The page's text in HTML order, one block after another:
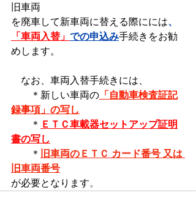
旧車両
を廃車して新車両に替える際にには、
「車両入替」 での申込み手続きをお勧
めします。
なお、車両入替手続きには、
＊新しい車両の 「自動車検査証記
録事項」の写し
＊ ＥＴＣ車載器セットアップ証明
書の写し
＊ 旧車両のＥＴＣ カード番号 又は
旧車両番号
が必要となります。